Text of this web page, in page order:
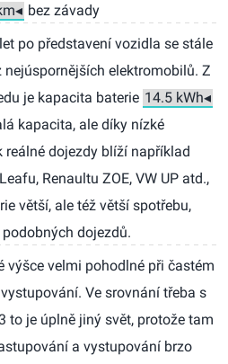
bez závady
po představení vozidla se stále
nejúspornějších elektromobilů. Z
je kapacita baterie
kapacita, ale díky nízké
reálné dojezdy blíží například
Renaultu ZOE, VW UP atd.,
větší, ale též větší spotřebu,
dojezdů.
výšce velmi pohodlné při častém
Ve srovnání třeba s
to je úplně jiný svět, protože tam
a vystupování brzo